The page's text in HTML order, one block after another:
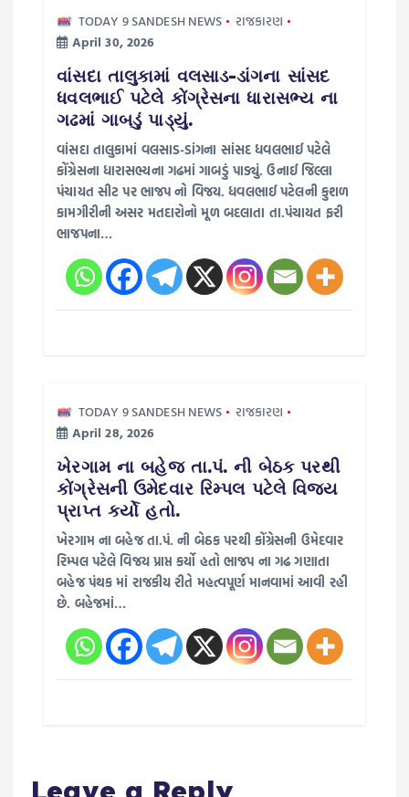
TODAY 9 SANDESH NEWS
રાજકારણ
April 30, 2026
વાંસદા તાલુકામાં વલસાડ-ડાંગના સાંસદ
ધવલભાઈ પટેલે કોંગ્રેસના ધારાસભ્ય ના
ગઢમાં ગાબડું પાડ્યું.
વાંસદા તાલુકામાં વલસાડ-ડાંગના સાંસદ ધવલભાઈ પટેલે
કોંગ્રેસના ધારાસભ્યના ગઢમાં ગાબડું પાડ્યું. ઉનાઈ જિલ્લા
પંચાયત સીટ પર ભાજપ નો વિજય. ધવલભાઈ પટેલની કુશળ
કામગીરીની અસર મતદારોનો મૂળ બદલાતા તા.પંચાયત ફરી
ભાજપના…
TODAY 9 SANDESH NEWS
રાજકારણ
April 28, 2026
ખેરગામ ના બહેજ તા.પં. ની બેઠક પરથી
કોંગ્રેસની ઉમેદવાર રિમ્પલ પટેલે વિજય
પ્રાપ્ત કર્યો હતો.
ખેરગામ ના બહેજ તા.પં. ની બેઠક પરથી કોંગ્રેસની ઉમેદવાર
રિમ્પલ પટેલે વિજય પ્રાપ્ત કર્યો હતો ભાજપ ના ગઢ ગણાતા
બહેજ પંથક માં રાજકીય રીતે મહત્વપૂર્ણ માનવામાં આવી રહી
છે. બહેજમાં…
Leave a Reply